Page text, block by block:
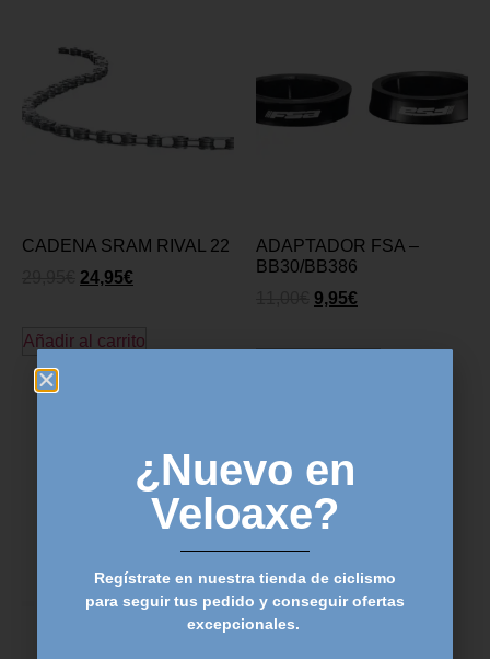
CADENA SRAM RIVAL 22
24,95€
Añadir al carrito
ADAPTADOR FSA –
BB30/BB386
9,95€
¿Nuevo en
Veloaxe?
Regístrate en nuestra tienda de ciclismo
para seguir tus pedido y conseguir ofertas
excepcionales.